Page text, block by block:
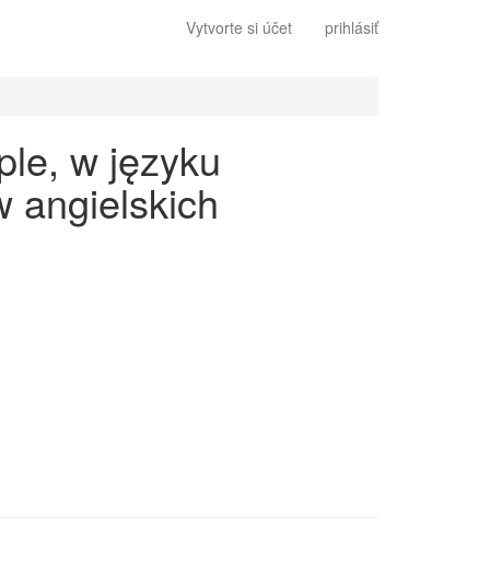
Vytvorte si účet prihlásiť
w języku
angielskich